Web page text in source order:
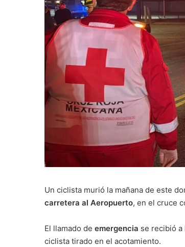
Un ciclista murió la mañana de este
carretera al Aeropuerto, en el cruce
El llamado de emergencia se recibió a
ciclista tirado en el acotamiento.